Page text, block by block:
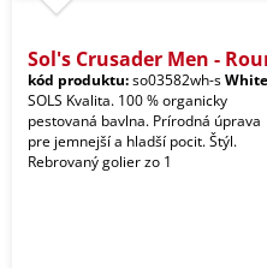
Sol's Crusader Men -
kód produktu:so03582wh-sWhite
SOLS Kvalita. 100 % organicky
pestovaná bavlna. Prírodná úprava
pre jemnejší a hladší pocit. Štýl.
Rebrovaný golier zo 1